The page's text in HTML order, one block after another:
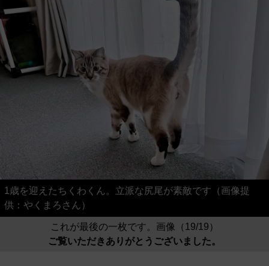
1歳を迎えたちくわくん。立派な尻尾が素敵です（画像提
供：やくまろさん）
これが最後の一枚です。画像（19/19）
ご覧いただきありがとうございました。